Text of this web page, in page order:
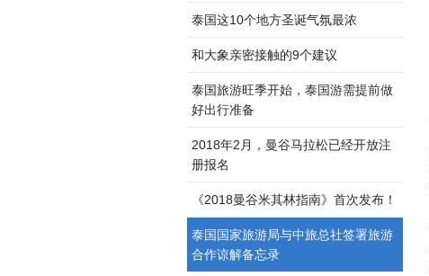
泰国这10个地方圣诞气氛最浓
和大象亲密接触的9个建议
泰国旅游旺季开始，泰国游需提前做
好出行准备
2018年2月，曼谷马拉松已经开放注
册报名
《2018曼谷米其林指南》首次发布！
泰国国家旅游局与中旅总社签署旅游
合作谅解备忘录